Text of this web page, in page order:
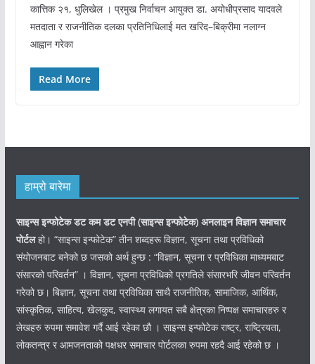
कात्तिक २१, धुलिखेल । प्रमुख निर्वाचन आयुक्त डा. अयोधीप्रसाद यादवले
मतदाता र राजनीतिक दलका प्रतिनिधिलाई मत खरिद–बिक्रीमा नलाग्न
आह्वान गरेका
Read More
हाम्रो बारेमा
साइन्स इन्फोटेक डट कम डट एनपी (साइन्सइन्फोटेक) अनलाइन विज्ञान समाचार
पोर्टलहो। “साइन्स इन्फोटेक” तीन शब्दहरू विज्ञान, सूचना तथा प्रविधिको
संयोजनबाट बनेको छ जसको अर्थ हुन्छ : “विज्ञान, सूचना र प्रविधिका माध्यमबाट
संसारको परिवर्तन” । विज्ञान, सूचना प्रविधिको प्रगतिले संसारभरि जीवन परिवर्तन
गरेको छ। बिज्ञान, सूचना तथा प्रविधिका साथै राजनीतिक, सामाजिक, आर्थिक,
सांस्कृतिक, साहित्य, खेलकुद, स्वास्थ्य लगायत सबै क्षेत्रका निष्पक्ष समाचारहरु र
लेखहरु रुपमा समावेश गर्दै आई रहेका छौ । साइन्स इन्फोटेक राष्ट्र, राष्ट्रियता,
लोकतन्त्र र आमजनताको पक्षधर समाचार पोर्टलका रुपमा रहदै आई रहेको छ ।